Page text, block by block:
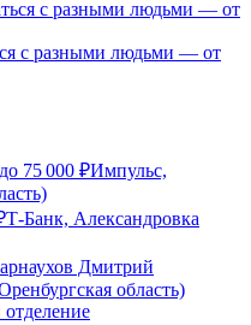
с разными людьми — от
до 75 000 ₽Импульс,
Т-Банк, Александровка
Дмитрий
область)